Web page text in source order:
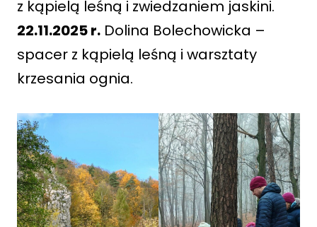
z kąpielą leśną i zwiedzaniem jaskini.
22.11.2025 r. Dolina Bolechowicka –
spacer z kąpielą leśną i warsztaty
krzesania ognia.